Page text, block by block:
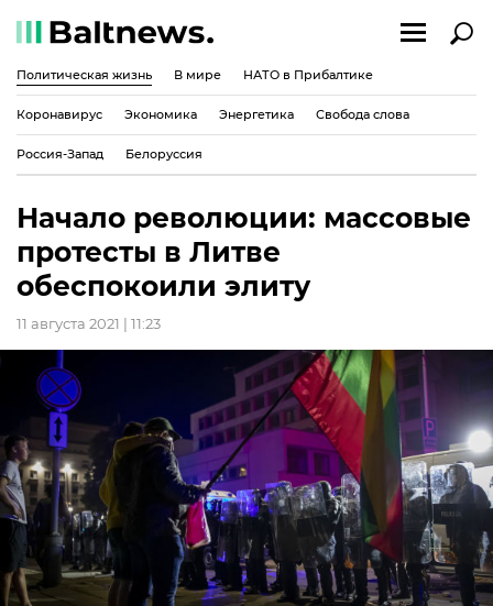
Политическая жизнь В мире НАТО в Прибалтике
Коронавирус Экономика Энергетика Свобода слова
Россия-Запад Белоруссия
Начало революции: массовые
протесты в Литве
обеспокоили элиту
11 августа 2021 | 11:23